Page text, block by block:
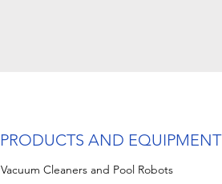
PRODUCTS AND EQUIPMENT
Vacuum Cleaners and Pool Robots